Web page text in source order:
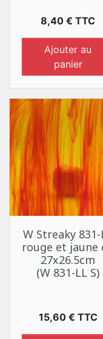
Prix
8,40 € TTC
Ajouter au
panier
W Streaky 831-
rouge et jaune
27x26.5cm
(W 831-LL S)
Prix
15,60 € TTC